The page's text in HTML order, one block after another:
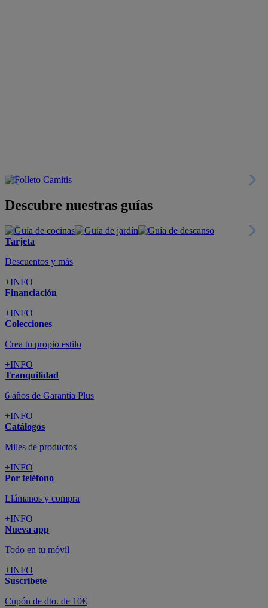
Descubre nuestras guías
Tarjeta
Descuentos y más
+INFO
Financiación
+INFO
Colecciones
Crea tu propio estilo
+INFO
Tranquilidad
6 años de Garantía Plus
+INFO
Catálogos
Miles de productos
+INFO
Por teléfono
Llámanos y compra
+INFO
Nueva app
Todo en tu móvil
+INFO
Suscríbete
Cupón de dto. de 10€